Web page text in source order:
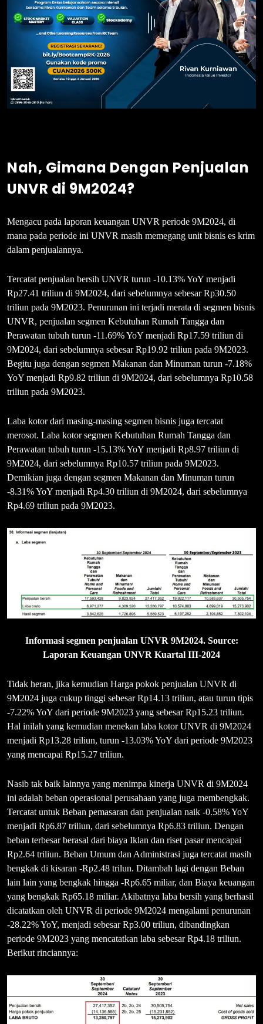
Nah, Gimana Dengan Penjualan
UNVR di 9M2024?
Mengacu pada laporan keuangan UNVR periode 9M2024, di
mana pada periode ini UNVR masih memegang unit bisnis es krim
dalam penjualannya.
Tercatat penjualan bersih UNVR turun -10.13% YoY menjadi
Rp27.41 triliun di 9M2024, dari sebelumnya sebesar Rp30.50
triliun pada 9M2023. Penurunan ini terjadi merata di segmen bisnis
UNVR, penjualan segmen Kebutuhan Rumah Tangga dan
Perawatan tubuh turun -11.69% YoY menjadi Rp17.59 triliun di
9M2024, dari sebelumnya sebesar Rp19.92 triliun pada 9M2023.
Begitu juga dengan segmen Makanan dan Minuman turun -7.18%
YoY menjadi Rp9.82 triliun di 9M2024, dari sebelumnya Rp10.58
triliun pada 9M2023.
Laba kotor dari masing-masing segmen bisnis juga tercatat
merosot. Laba kotor segmen Kebutuhan Rumah Tangga dan
Perawatan tubuh turun -15.13% YoY menjadi Rp8.97 triliun di
9M2024, dari sebelumnya Rp10.57 triliun pada 9M2023.
Demikian juga dengan segmen Makanan dan Minuman turun
-8.31% YoY menjadi Rp4.30 triliun di 9M2024, dari sebelumnya
Rp4.69 triliun pada 9M2023.
Informasi segmen penjualan UNVR 9M2024. Source:
Laporan Keuangan UNVR Kuartal III-2024
Tidak heran, jika kemudian Harga pokok penjualan UNVR di
9M2024 juga cukup tinggi sebesar Rp14.13 triliun, atau turun tipis
-7.22% YoY dari periode 9M2023 yang sebesar Rp15.23 triliun.
Hal inilah yang kemudian menekan laba kotor UNVR di 9M2024
menjadi Rp13.28 triliun, turun -13.03% YoY dari periode 9M2023
yang mencapai Rp15.27 triliun.
Nasib tak baik lainnya yang menimpa kinerja UNVR di 9M2024
ini adalah beban operasional perusahaan yang juga membengkak.
Tercatat untuk Beban pemasaran dan penjualan naik -0.58% YoY
menjadi Rp6.87 triliun, dari sebelumnya Rp6.83 triliun. Dengan
beban terbesar berasal dari biaya Iklan dan riset pasar mencapai
Rp2.64 triliun. Beban Umum dan Administrasi juga tercatat masih
bengkak di kisaran -Rp2.48 trilun. Ditambah lagi dengan Beban
lain lain yang bengkak hingga -Rp6.65 miliar, dan Biaya keuangan
yang bengkak Rp65.18 miliar. Akibatnya laba bersih yang berhasil
dicatatkan oleh UNVR di periode 9M2024 mengalami penurunan
-28.22% YoY, menjadi sebesar Rp3.00 triliun, dibandingkan
periode 9M2023 yang mencatatkan laba sebesar Rp4.18 triliun.
Berikut rinciannya: